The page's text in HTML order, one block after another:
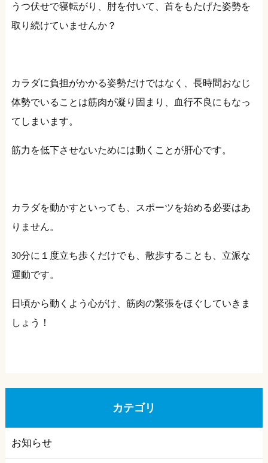
うつ伏せで寝転がり、肘を付いて、首をもたげた姿勢を
取り続けていませんか？
カラダに負担がかかる姿勢だけではなく、長時間おなじ
体勢でいることは筋肉が凝り固まり、血行不良にもなっ
てしまいます。
筋力を低下させないためには動くことが肝心です。
カラダを動かすといっても、スポーツを始める必要はあ
りません。
30分に１度立ち歩くだけでも、散歩することも、立派な
運動です。
日頃から動くよう心がけ、筋肉の緊張をほぐしていきま
しょう！
カテゴリ
お知らせ